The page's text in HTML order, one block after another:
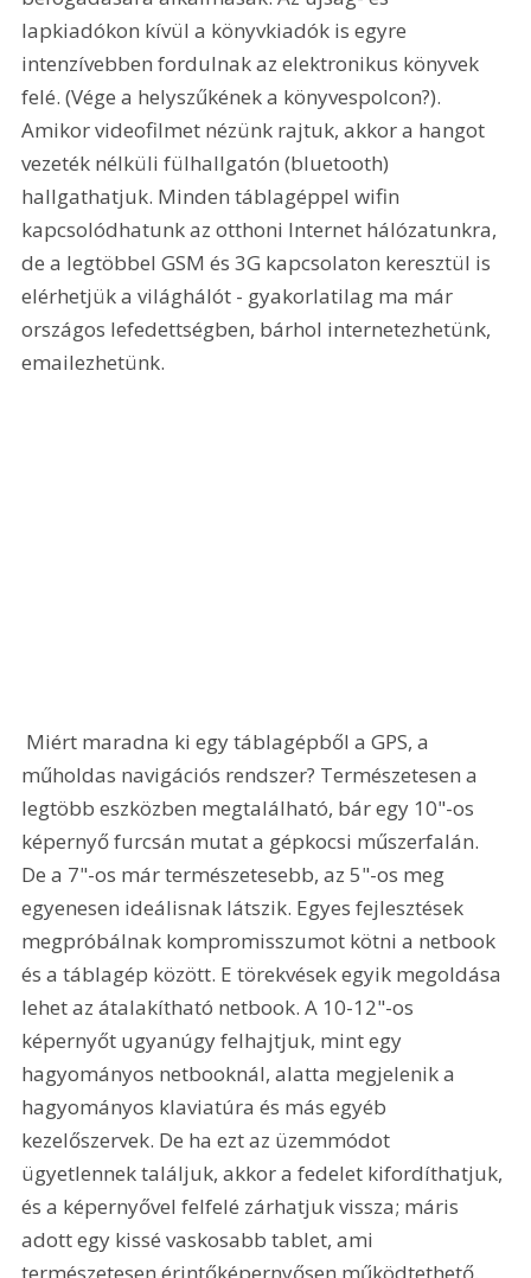
lapkiadókon kívül a könyvkiadók is egyre
intenzívebben fordulnak az elektronikus könyvek
felé. (Vége a helyszűkének a könyvespolcon?).
Amikor videofilmet nézünk rajtuk, akkor a hangot
vezeték nélküli fülhallgatón (bluetooth)
hallgathatjuk. Minden táblagéppel wifin
kapcsolódhatunk az otthoni Internet hálózatunkra,
de a legtöbbel GSM és 3G kapcsolaton keresztül is
elérhetjük a világhálót - gyakorlatilag ma már
országos lefedettségben, bárhol internetezhetünk,
emailezhetünk.
műholdas navigációs rendszer? Természetesen a
legtöbb eszközben megtalálható, bár egy 10"-os
képernyő furcsán mutat a gépkocsi műszerfalán.
De a 7"-os már természetesebb, az 5"-os meg
egyenesen ideálisnak látszik. Egyes fejlesztések
megpróbálnak kompromisszumot kötni a netbook
és a táblagép között. E törekvések egyik megoldása
lehet az átalakítható netbook. A 10-12"-os
képernyőt ugyanúgy felhajtjuk, mint egy
hagyományos netbooknál, alatta megjelenik a
hagyományos klaviatúra és más egyéb
kezelőszervek. De ha ezt az üzemmódot
ügyetlennek találjuk, akkor a fedelet kifordíthatjuk,
és a képernyővel felfelé zárhatjuk vissza; máris
adott egy kissé vaskosabb tablet, ami
természetesen érintőképernyősen működtethető.